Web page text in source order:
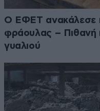
Ο ΕΦΕΤ ανακάλεσε
φράουλας – Πιθανή
γυαλιού